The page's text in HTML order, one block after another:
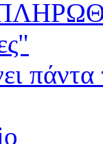
πάντα